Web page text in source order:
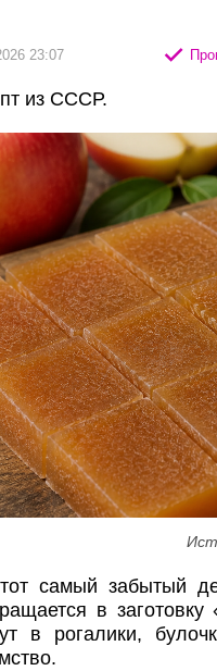
23:07
из СССР.
самый забытый
в
в рогалики,